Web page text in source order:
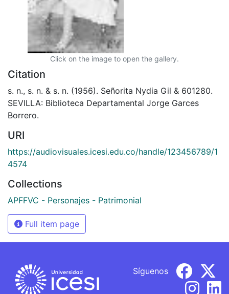
Click on the image to open the gallery.
Citation
s. n., s. n. & s. n. (1956). Señorita Nydia Gil & 601280.
SEVILLA: Biblioteca Departamental Jorge Garces
Borrero.
URI
https://audiovisuales.icesi.edu.co/handle/123456789/1
4574
Collections
APFFVC - Personajes - Patrimonial
Full item page
Síguenos